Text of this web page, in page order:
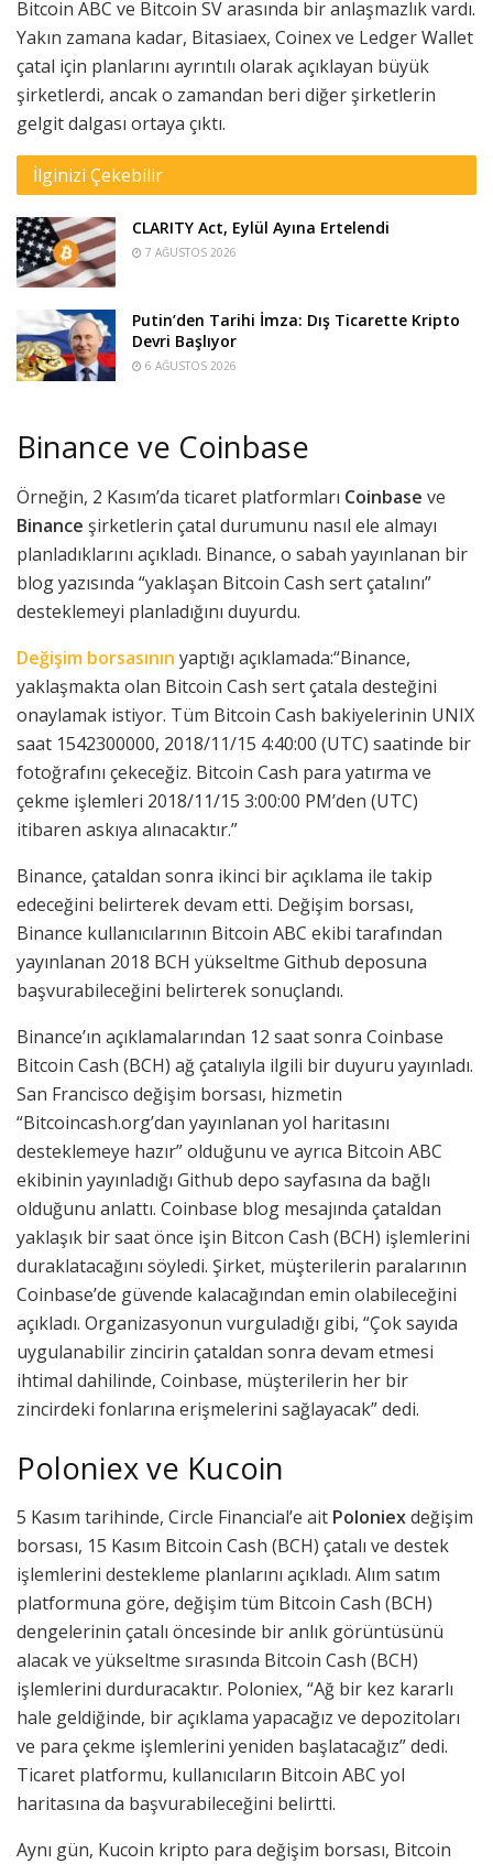
Bitcoin ABC ve Bitcoin SV arasında bir anlaşmazlık vardı.
Yakın zamana kadar, Bitasiaex, Coinex ve Ledger Wallet
çatal için planlarını ayrıntılı olarak açıklayan büyük
şirketlerdi, ancak o zamandan beri diğer şirketlerin
gelgit dalgası ortaya çıktı.
İlginizi Çekebilir
CLARITY Act, Eylül Ayına Ertelendi
7 AĞUSTOS 2026
Putin’den Tarihi İmza: Dış Ticarette Kripto
Devri Başlıyor
6 AĞUSTOS 2026
Binance ve Coinbase
Örneğin, 2 Kasım’da ticaret platformları Coinbase ve
Binance şirketlerin çatal durumunu nasıl ele almayı
planladıklarını açıkladı. Binance, o sabah yayınlanan bir
blog yazısında “yaklaşan Bitcoin Cash sert çatalını”
desteklemeyi planladığını duyurdu.
Değişim borsasının yaptığı açıklamada:“Binance,
yaklaşmakta olan Bitcoin Cash sert çatala desteğini
onaylamak istiyor. Tüm Bitcoin Cash bakiyelerinin UNIX
saat 1542300000, 2018/11/15 4:40:00 (UTC) saatinde bir
fotoğrafını çekeceğiz. Bitcoin Cash para yatırma ve
çekme işlemleri 2018/11/15 3:00:00 PM’den (UTC)
itibaren askıya alınacaktır.”
Binance, çataldan sonra ikinci bir açıklama ile takip
edeceğini belirterek devam etti. Değişim borsası,
Binance kullanıcılarının Bitcoin ABC ekibi tarafından
yayınlanan 2018 BCH yükseltme Github deposuna
başvurabileceğini belirterek sonuçlandı.
Binance’ın açıklamalarından 12 saat sonra Coinbase
Bitcoin Cash (BCH) ağ çatalıyla ilgili bir duyuru yayınladı.
San Francisco değişim borsası, hizmetin
“Bitcoincash.org’dan yayınlanan yol haritasını
desteklemeye hazır” olduğunu ve ayrıca Bitcoin ABC
ekibinin yayınladığı Github depo sayfasına da bağlı
olduğunu anlattı. Coinbase blog mesajında çataldan
yaklaşık bir saat önce işin Bitcon Cash (BCH) işlemlerini
duraklatacağını söyledi. Şirket, müşterilerin paralarının
Coinbase’de güvende kalacağından emin olabileceğini
açıkladı. Organizasyonun vurguladığı gibi, “Çok sayıda
uygulanabilir zincirin çataldan sonra devam etmesi
ihtimal dahilinde, Coinbase, müşterilerin her bir
zincirdeki fonlarına erişmelerini sağlayacak” dedi.
Poloniex ve Kucoin
5 Kasım tarihinde, Circle Financial’e ait Poloniexdeğişim
borsası, 15 Kasım Bitcoin Cash (BCH) çatalı ve destek
işlemlerini destekleme planlarını açıkladı. Alım satım
platformuna göre, değişim tüm Bitcoin Cash (BCH)
dengelerinin çatalı öncesinde bir anlık görüntüsünü
alacak ve yükseltme sırasında Bitcoin Cash (BCH)
işlemlerini durduracaktır. Poloniex, “Ağ bir kez kararlı
hale geldiğinde, bir açıklama yapacağız ve depozitoları
ve para çekme işlemlerini yeniden başlatacağız” dedi.
Ticaret platformu, kullanıcıların Bitcoin ABC yol
haritasına da başvurabileceğini belirtti.
Aynı gün, Kucoin kripto para değişim borsası, Bitcoin